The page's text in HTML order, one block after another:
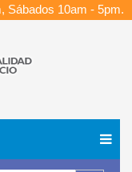
Sábados 10am - 5pm.
Botón de búsqueda